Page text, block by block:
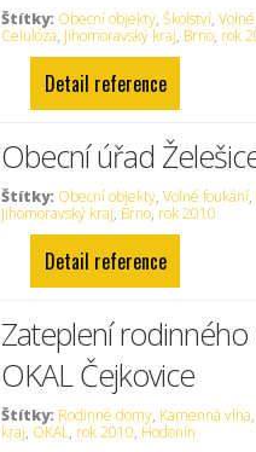
Štítky: Obecní objekty,Školství,
Celulóza, Jihomoravský kraj, Brno, rok
Detail reference
Obecní úřad
Štítky: Obecní objekty,Volné foukání,
Jihomoravský kraj, Brno, rok 2010
Detail reference
Zateplení
OKAL Čejkovice
Štítky: Rodinné domy, Kamenná vlna,
kraj, OKAL, rok 2010, Hodonín